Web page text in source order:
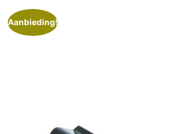
Aanbieding!